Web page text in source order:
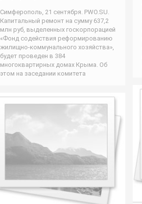
Симферополь, 21 сентября. PWO.SU.
Капитальный ремонт на сумму 637,2
млн руб, выделенных госкорпорацией
«Фонд содействия реформированию
жилищно-коммунального хозяйства»,
будет проведен в 384
многоквартирных домах Крыма. Об
этом на заседании комитета